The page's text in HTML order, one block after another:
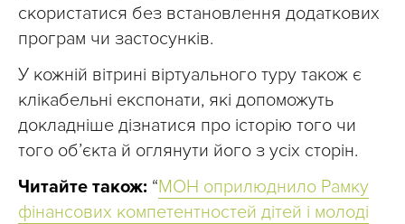
скористатися без встановлення додаткових
програм чи застосунків.
У кожній вітрині віртуального туру також є
клікабельні експонати, які допоможуть
докладніше дізнатися про історію того чи
того об’єкта й оглянути його з усіх сторін.
Читайте також: “МОН оприлюднило Рамку
фінансових компетентностей дітей і молоді